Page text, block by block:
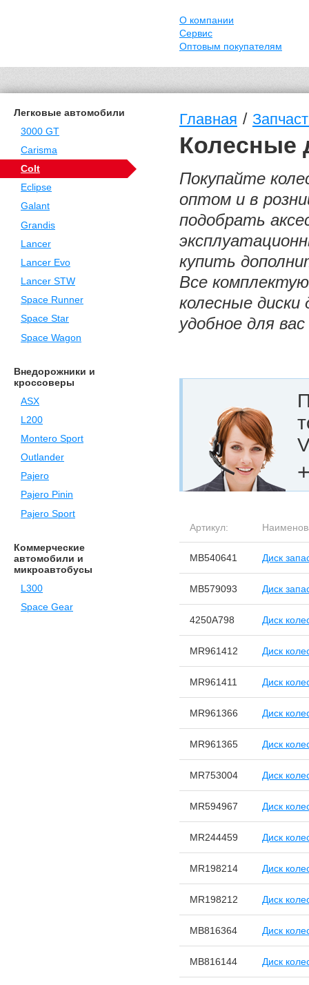
О компании
Сервис
Оптовым покупателям
Легковые автомобили
3000 GT
Carisma
Colt
Eclipse
Galant
Grandis
Lancer
Lancer Evo
Lancer STW
Space Runner
Space Star
Space Wagon
Внедорожники и
кроссоверы
ASX
L200
Montero Sport
Outlander
Pajero
Pajero Pinin
Pajero Sport
Коммерческие
автомобили и
микроавтобусы
L300
Space Gear
Главная /
Колесные
Покупайте
оптом и в
подобрать
купить
Все
колесные
удобное для
Артикул:
MB540641 Диск
MB579093 Диск
4250A798 Диск
MR961412 Диск
MR961411 Диск
MR961366 Диск
MR961365 Диск
MR753004 Диск
MR594967 Диск
MR244459 Диск
MR198214 Диск
MR198212 Диск
MB816364 Диск
MB816144 Диск